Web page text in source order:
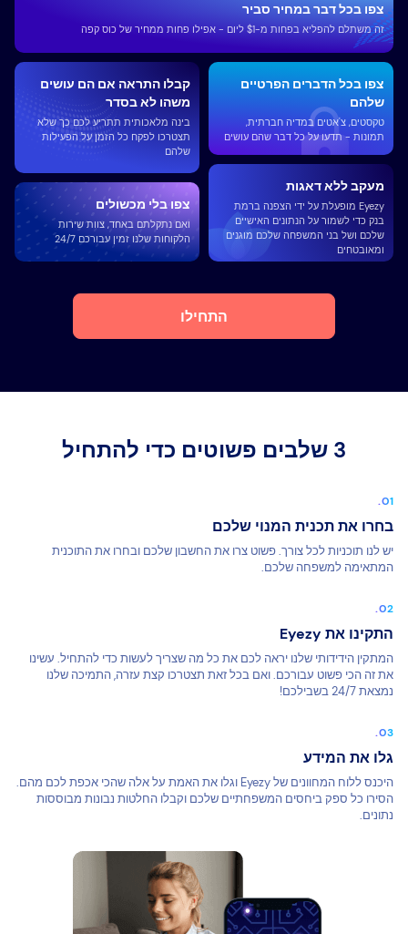
מעקב ללא דאגות
Eyezy מופעלת על ידי הצפנה ברמת
בנק כדי לשמור על הנתונים האישיים
שלכם ושל בני המשפחה שלכם מוגנים
ומאובטחים
צפו בכל הדברים הפרטיים
שלהם
טקסטים, צ'אטים במדיה חברתית,
תמונות - תדעו על כל דבר שהם עושים
צפו בכל דבר במחיר סביר
זה משתלם להפליא בפחות מ-$1 ליום - אפילו פחות ממחיר של כוס קפה
קבלו התראה אם ​​הם עושים
משהו לא בסדר
בינה מלאכותית תתריע לכם כך שלא
תצטרכו לפקח כל הזמן על הפעילות
שלהם
צפו בלי מכשולים
ואם נתקלתם באחד, צוות שירות
הלקוחות שלנו זמין עבורכם 24/7
התחילו
3 שלבים פשוטים כדי להתחיל
בחרו את תכנית המנוי שלכם
יש לנו תוכניות לכל צורך. פשוט צרו את החשבון שלכם ובחרו את התוכנית
המתאימה למשפחה שלכם.
התקינו את Eyezy
המתקין הידידותי שלנו יראה לכם את כל מה שצריך לעשות כדי להתחיל. עשינו
את זה הכי פשוט עבורכם. ואם בכל זאת תצטרכו קצת עזרה, התמיכה שלנו
נמצאת 24/7 בשבילכם!
גלו את המידע
היכנס ללוח המחוונים של Eyezy וגלו את האמת על אלה שהכי אכפת לכם מהם.
הסירו כל ספק ביחסים המשפחתיים שלכם וקבלו החלטות נבונות מבוססות
נתונים.